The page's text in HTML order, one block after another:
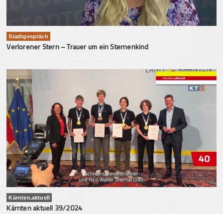
Stadtgespräch
Verlorener Stern – Trauer um ein Sternenkind
Kärnten.aktuell
Kärnten aktuell 39/2024